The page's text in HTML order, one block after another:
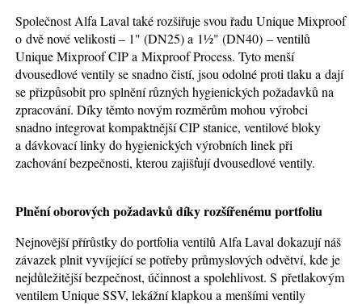
Společnost Alfa Laval také rozšiřuje svou řadu Unique Mixproof
o dvě nové velikosti – 1" (DN25) a 1½" (DN40) – ventilů
Unique Mixproof CIP a Mixproof Process. Tyto menší
dvousedlové ventily se snadno čistí, jsou odolné proti tlaku a dají
se přizpůsobit pro splnění různých hygienických požadavků na
zpracování. Díky těmto novým rozměrům mohou výrobci
snadno integrovat kompaktnější CIP stanice, ventilové bloky
a dávkovací linky do hygienických výrobních linek při
zachování bezpečnosti, kterou zajišťují dvousedlové ventily.
Plnění oborových požadavků díky rozšířenému portfoliu
Nejnovější přírůstky do portfolia ventilů Alfa Laval dokazují náš
závazek plnit vyvíjející se potřeby průmyslových odvětví, kde je
nejdůležitější bezpečnost, účinnost a spolehlivost. S přetlakovým
ventilem Unique SSV, lekážní klapkou a menšími ventily